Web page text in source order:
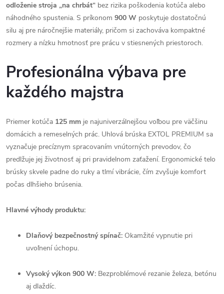
odloženie stroja „na chrbát“ bez rizika poškodenia kotúča alebo
náhodného spustenia. S príkonom 900 W poskytuje dostatočnú
silu aj pre náročnejšie materiály, pričom si zachováva kompaktné
rozmery a nízku hmotnosť pre prácu v stiesnených priestoroch.
Profesionálna výbava pre
každého majstra
Priemer kotúča 125 mm je najuniverzálnejšou voľbou pre väčšinu
domácich a remeselných prác. Uhlová brúska EXTOL PREMIUM sa
vyznačuje precíznym spracovaním vnútorných prevodov, čo
predlžuje jej životnosť aj pri pravidelnom zaťažení. Ergonomické telo
brúsky skvele padne do ruky a tlmí vibrácie, čím zvyšuje komfort
počas dlhšieho brúsenia.
Hlavné výhody produktu:
Dlaňový bezpečnostný spínač: Okamžité vypnutie pri
uvoľnení úchopu.
Vysoký výkon 900 W: Bezproblémové rezanie železa, betónu
aj dlaždíc.